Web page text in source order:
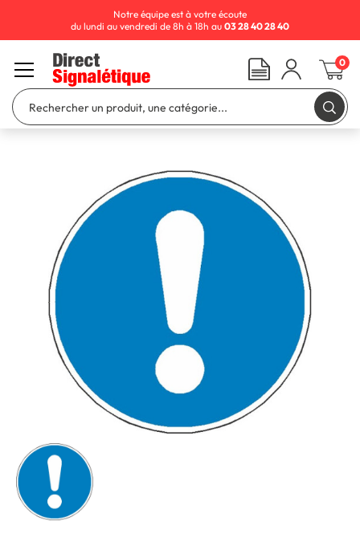
Notre équipe est à votre écoute
du lundi au vendredi de 8h à 18h au 03 28 40 28 40
0